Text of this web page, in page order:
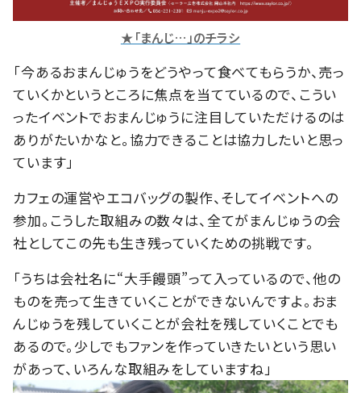
★「まんじ…」のチラシ
「今あるおまんじゅうをどうやって食べてもらうか、売っ
ていくかというところに焦点を当てているので、こうい
ったイベントでおまんじゅうに注目していただけるのは
ありがたいかなと。協力できることは協力したいと思っ
ています」
カフェの運営やエコバッグの製作、そしてイベントへの
参加。こうした取組みの数々は、全てがまんじゅうの会
社としてこの先も生き残っていくための挑戦です。
「うちは会社名に“大手饅頭”って入っているので、他の
ものを売って生きていくことができないんですよ。おま
んじゅうを残していくことが会社を残していくことでも
あるので。少しでもファンを作っていきたいという思い
があって、いろんな取組みをしていますね」